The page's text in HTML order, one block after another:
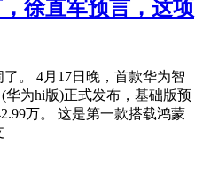
徐直军预言，这项
。 4月17日晚，首款华为智
华为hi版)正式发布，基础版预
万。 这是第一款搭载鸿蒙